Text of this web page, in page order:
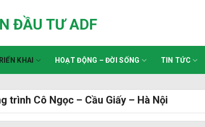
ĐẦU TƯ ADF
KHAI HOẠT ĐỘNG – ĐỜI SỐNG TIN TỨC
trình Cô Ngọc – Cầu Giấy – Hà Nội